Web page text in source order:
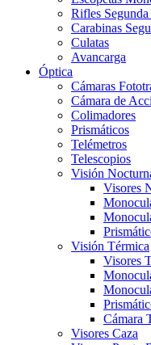
Rifles
Carabinas
Culatas
Avancarga
Óptica
Cámaras
Cámara de
Colimadores
Prismáticos
Telémetros
Telescopios
Visión
Visores
Visión Térmica
Visores
Cámara
Visores Caza